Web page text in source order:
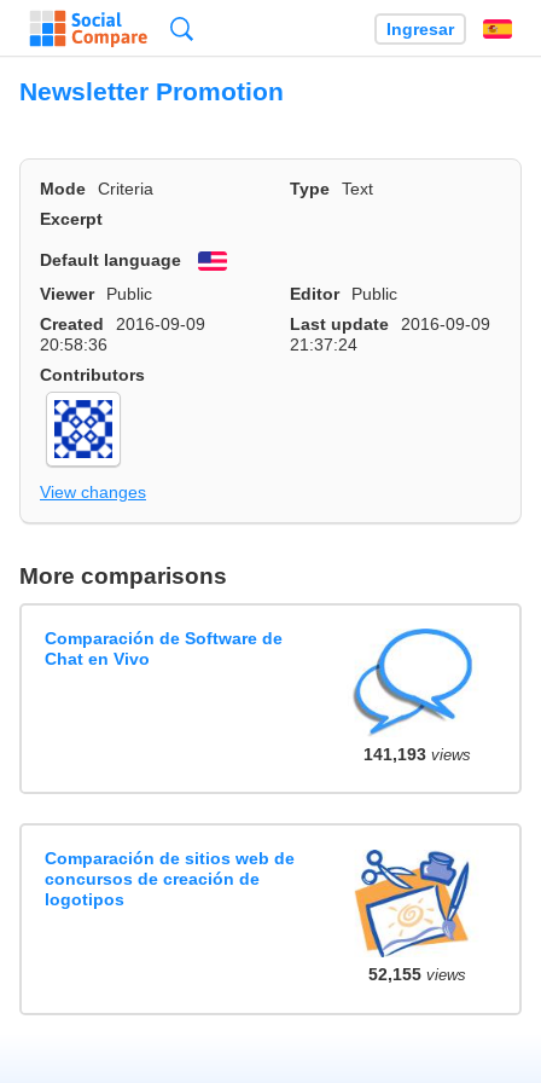
Ingresar
Newsletter Promotion
Mode Criteria Type
Text
Excerpt
Default language
English
Viewer
Public Editor
Public
Created
2016-09-09
20:58:36
Last update
2016-09-09
21:37:24
Contributors
View changes
More comparisons
Comparación de Software de
Chat en Vivo
141,193views
Comparación de sitios web de
concursos de creación de
logotipos
52,155views